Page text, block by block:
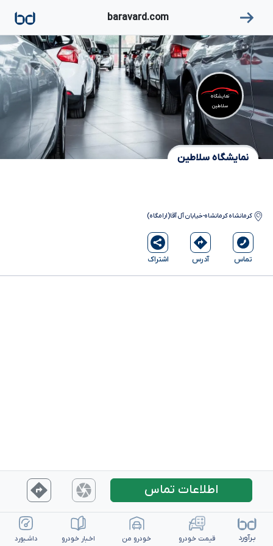
baravard.com
نمایشگاه
سلاطین
نمایشگاه سلاطین
کرمانشاهکرمانشاه-خیابان آل آقا(ارامگاه)
تماس آدرس اشتراک
اطلاعات تماس
بـرآورد قیمت خـودرو خـودرو من اخـبار خـودرو داشـبورد